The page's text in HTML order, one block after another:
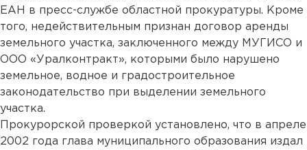
ЕАН в пресс-службе областной прокуратуры. Кроме
того, недействительным признан договор аренды
земельного участка, заключенного между МУГИСО и
ООО «Уралконтракт», которыми было нарушено
земельное, водное и градостроительное
законодательство при выделении земельного
участка.
Прокурорской проверкой установлено, что в апреле
2002 года глава муниципального образования издал